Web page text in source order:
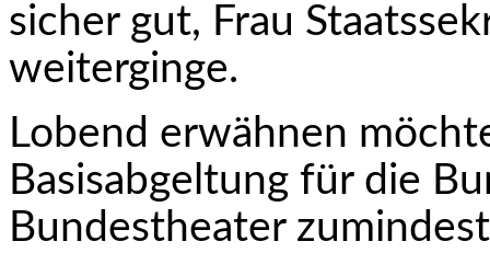
sicher gut, Frau
weiterginge.
Lobend erwähnen
Basisabgeltung für die
Bundestheater